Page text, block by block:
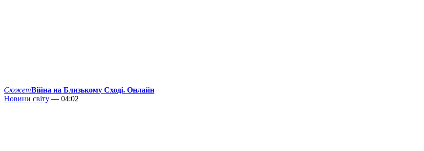
СюжетВійна на Близькому Сході. Онлайн
Новини світу — 04:02